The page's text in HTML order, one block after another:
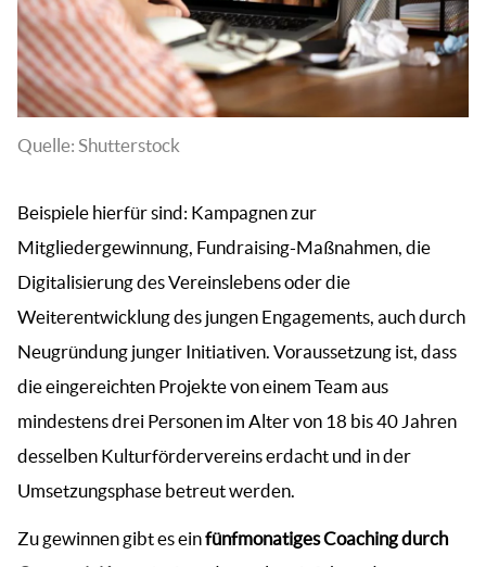
Quelle: Shutterstock
Beispiele hierfür sind: Kampagnen zur
Mitgliedergewinnung, Fundraising-Maßnahmen, die
Digitalisierung des Vereinslebens oder die
Weiterentwicklung des jungen Engagements, auch durch
Neugründung junger Initiativen. Voraussetzung ist, dass
die eingereichten Projekte von einem Team aus
mindestens drei Personen im Alter von 18 bis 40 Jahren
desselben Kulturfördervereins erdacht und in der
Umsetzungsphase betreut werden.
Zu gewinnen gibt es einfünfmonatiges Coaching durch